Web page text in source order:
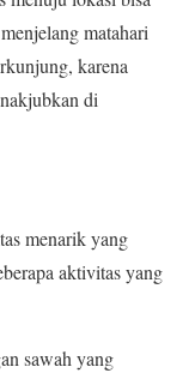
matahari
karena
di
menarik yang
aktivitas yang
sawah yang